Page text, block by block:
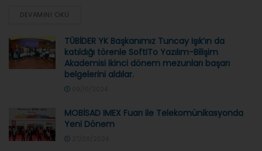
DEVAMINI OKU
TÜBİDER YK Başkanımız Tuncay Işık’ın da
katıldığı törenle SoftITo Yazılım-Bilişim
Akademisi ikinci dönem mezunları başarı
belgelerini aldılar.
MOBİSAD IMEX Fuarı ile Telekomünikasyonda
Yeni Dönem